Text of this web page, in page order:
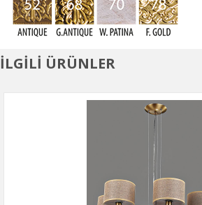
İLGİLİ ÜRÜNLER